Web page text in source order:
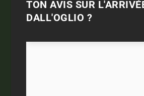
TON AVIS SUR
DALL'OGLIO ?